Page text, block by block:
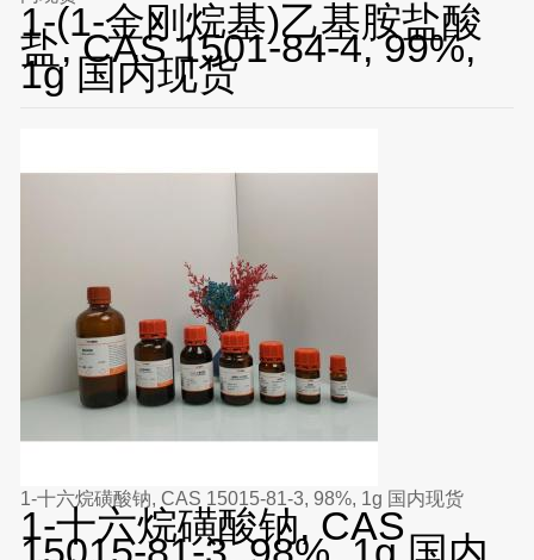
1-(1-金刚烷基)乙基胺盐酸
盐, CAS 1501-84-4, 99%,
1g 国内现货
1-十六烷磺酸钠, CAS 15015-81-3, 98%, 1g 国内现货
1-十六烷磺酸钠, CAS